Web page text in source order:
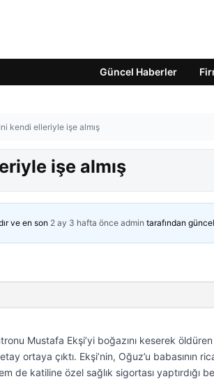
Güncel Haberler
kendi elleriyle işe almış
işe almış
ve en son 2 ay 3 hafta önce admin tarafından
Mustafa Ekşi’yi boğazını keserek
ortaya çıktı. Ekşi’nin, Oğuz’u babasının
de katiline özel sağlık sigortası yaptırdığı